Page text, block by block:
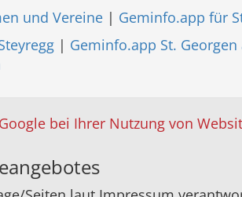
und Vereine | Geminfo.app für
| Geminfo.app St.
bei Ihrer Nutzung von